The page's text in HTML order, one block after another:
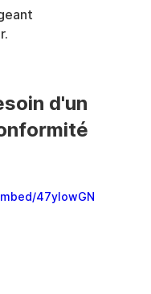
d'un
47ylowGN